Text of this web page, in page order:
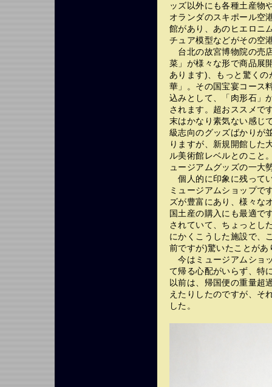
ッズ以外にも各種土産物
オランダのスキポール空
館があり、あのヒエロニ
チュア模型などがその空
台北の故宮博物院の売
菜」が様々な形で商品展
あります)、もっと驚く
華」。その国宝宴コース
込みとして、「肉形石」
されます。超おススメで
末はかなり素気ない感じ
級志向のグッズばかりが
りますが、新規開館した
ル美術館レベルとのこと
ュージアムグッズの一大
個人的に印象に残って
ミュージアムショップで
ズが豊富にあり、様々な
国土産の購入にも最適で
されていて、ちょっとし
にかくこうした施設で、
前ですが)驚いたことがあ
今はミュージアムショ
て帰る心配がいらず、特
以前は、帰国便の重量超
えたりしたのですが、そ
した。